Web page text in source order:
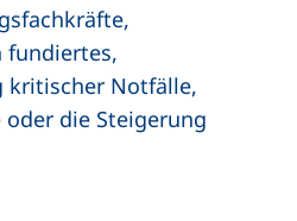
fundiertes,
kritischer Notfälle,
die Steigerung